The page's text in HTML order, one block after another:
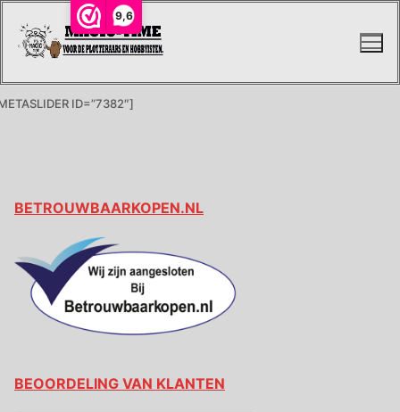
9,6
naar
ID=”7382″]
BETROUWBAARKOPEN.NL
BEOORDELING VAN KLANTEN